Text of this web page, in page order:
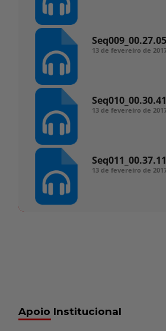
13 de fevereiro de
13 de fevereiro de
13 de fevereiro de
Apoio Institucional